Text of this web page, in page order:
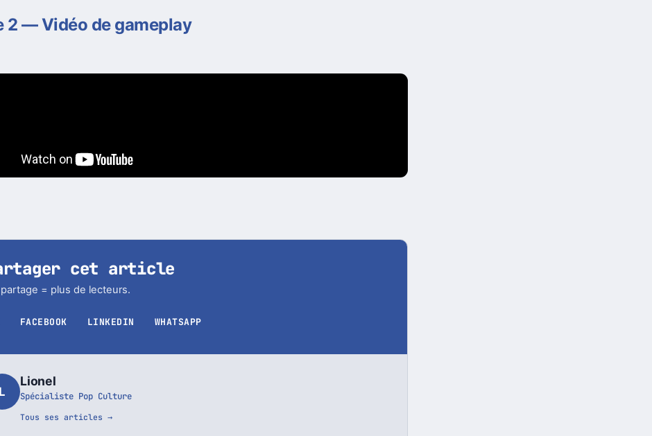
2 — Vidéo de gameplay
cet article
= plus de lecteurs.
FACEBOOK LINKEDIN WHATSAPP
L
Lionel
Spécialiste Pop Culture
Tous ses articles →